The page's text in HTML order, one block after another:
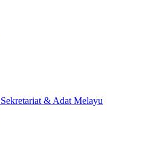
& Adat Melayu